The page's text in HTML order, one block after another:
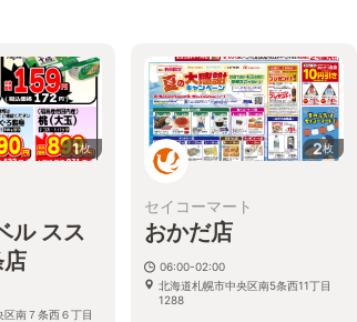
1枚
ル スス
南７条西６丁目
2枚
セイコーマート
おかだ店
06:00-02:00
北海道札幌市中央区南5条西11丁目
1288